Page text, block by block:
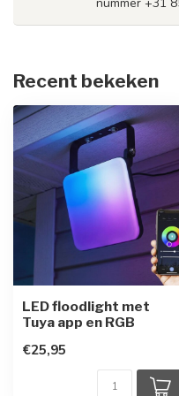
Recent bekeken
LED floodlight met
Tuya app en RGB
€25,95